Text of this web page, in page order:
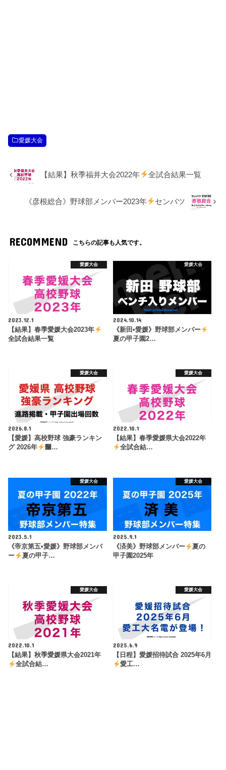
愛媛大会
【結果】秋季福井大会2022年 全試合結果一覧
《彦根総合》野球部メンバー2023年 センバツ
RECOMMEND こちらの記事も人気です。
愛媛大会
2023.12.1
【結果】春季愛媛大会2023年
全試合結果一覧
愛媛大会
2024.10.14
《新田•愛媛》野球部メンバー
夏の甲子園2…
愛媛大会
2026.8.1
【愛媛】高校野球 強豪ランキン
グ 2026年
࿠…
愛媛大会
2022.10.1
【結果】春季愛媛県大会2022年
全試合結…
愛媛大会
2023.5.1
《帝京第五•愛媛》野球部メンバ
ー
夏の甲子…
愛媛大会
2025.9.1
《済美》野球部メンバー
夏の
甲子園2025年
愛媛大会
2022.10.1
【結果】秋季愛媛県大会2021年
全試合結…
愛媛大会
2025.6.9
【日程】愛媛招待試合 2025年6月
愛工…